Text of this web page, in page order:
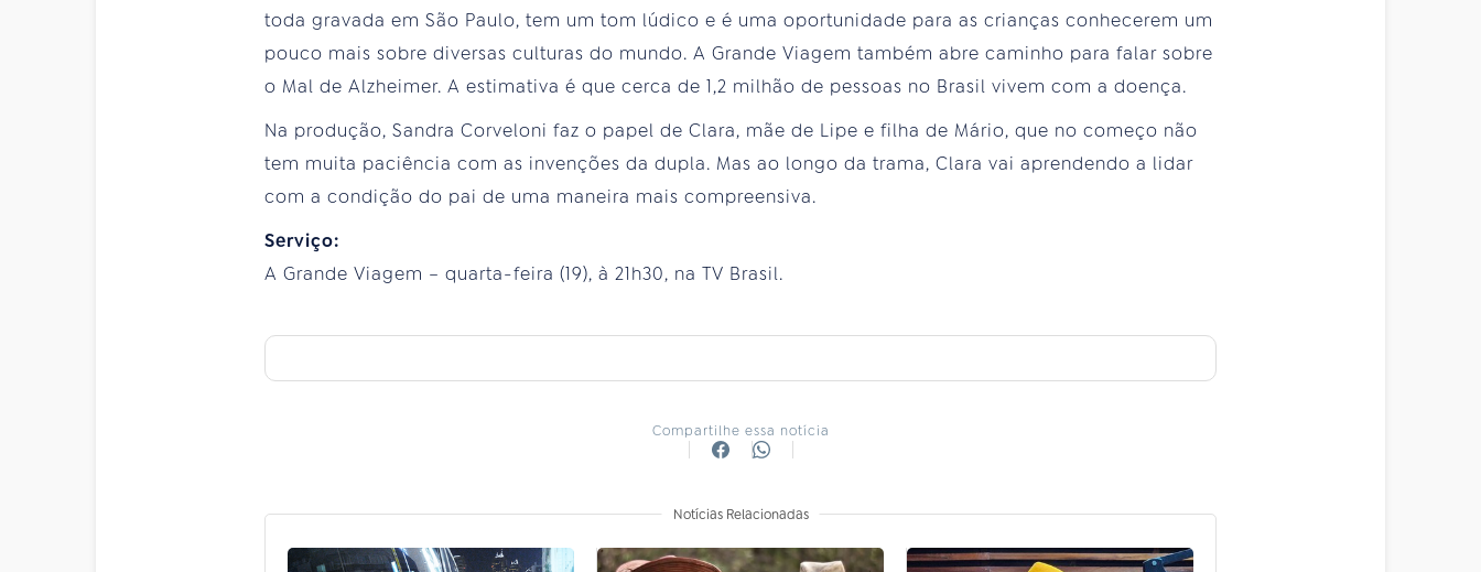
toda gravada em São Paulo, tem um tom lúdico e é uma oportunidade para as crianças conhecerem um
pouco mais sobre diversas culturas do mundo. A Grande Viagem também abre caminho para falar sobre
o Mal de Alzheimer. A estimativa é que cerca de 1,2 milhão de pessoas no Brasil vivem com a doença.
Na produção, Sandra Corveloni faz o papel de Clara, mãe de Lipe e filha de Mário, que no começo não
tem muita paciência com as invenções da dupla. Mas ao longo da trama, Clara vai aprendendo a lidar
com a condição do pai de uma maneira mais compreensiva.
Serviço:
A Grande Viagem – quarta-feira (19), à 21h30, na TV Brasil.
Compartilhe essa notícia
Notícias Relacionadas